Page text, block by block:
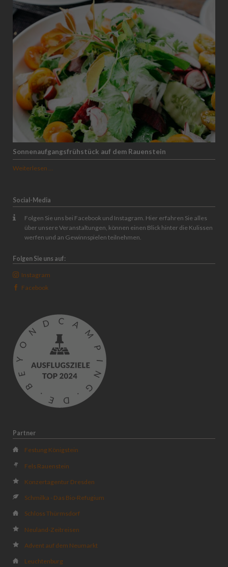
Sonnenaufgangsfrühstück auf dem Rauenstein
Weiterlesen …
Social-Media
Folgen Sie uns bei Facebook und Instagram. Hier erfahren Sie alles
über unsere Veranstaltungen, können einen Blick hinter die Kulissen
werfen und an Gewinnspielen teilnehmen.
Folgen Sie uns auf:
Instagram
Facebook
Partner
Festung Königstein
Fels Rauenstein
Konzertagentur Dresden
Schmilka - Das Bio-Refugium
Schloss Thürmsdorf
Neuland-Zeitreisen
Advent auf dem Neumarkt
Leuchtenburg